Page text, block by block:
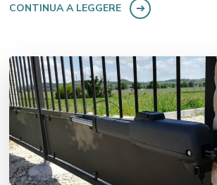
CONTINUA A LEGGERE